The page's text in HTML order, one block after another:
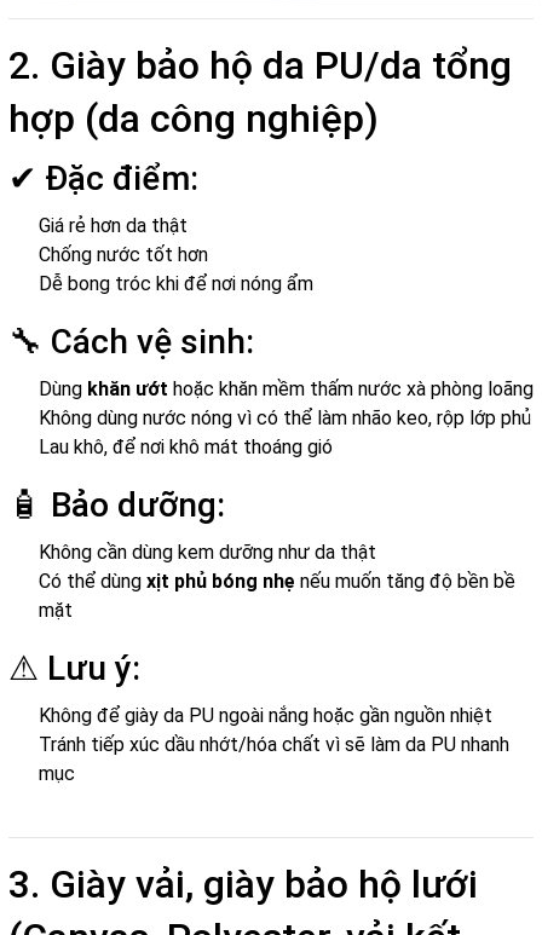
2. Giày bảo hộ da PU/da tổng
hợp (da công nghiệp)
✔ Đặc điểm:
Giá rẻ hơn da thật
Chống nước tốt hơn
Dễ bong tróc khi để nơi nóng ẩm
🔧 Cách vệ sinh:
Dùng khăn ướt hoặc khăn mềm thấm nước xà phòng loãng
Không dùng nước nóng vì có thể làm nhão keo, rộp lớp phủ
Lau khô, để nơi khô mát thoáng gió
🧴 Bảo dưỡng:
Không cần dùng kem dưỡng như da thật
Có thể dùng xịt phủ bóng nhẹ nếu muốn tăng độ bền bề
mặt
⚠ Lưu ý:
Không để giày da PU ngoài nắng hoặc gần nguồn nhiệt
Tránh tiếp xúc dầu nhớt/hóa chất vì sẽ làm da PU nhanh
mục
3. Giày vải, giày bảo hộ lưới